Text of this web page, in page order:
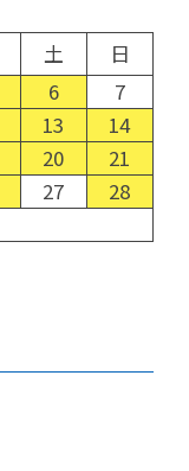
土
日
6
7
13
14
20
21
27
28